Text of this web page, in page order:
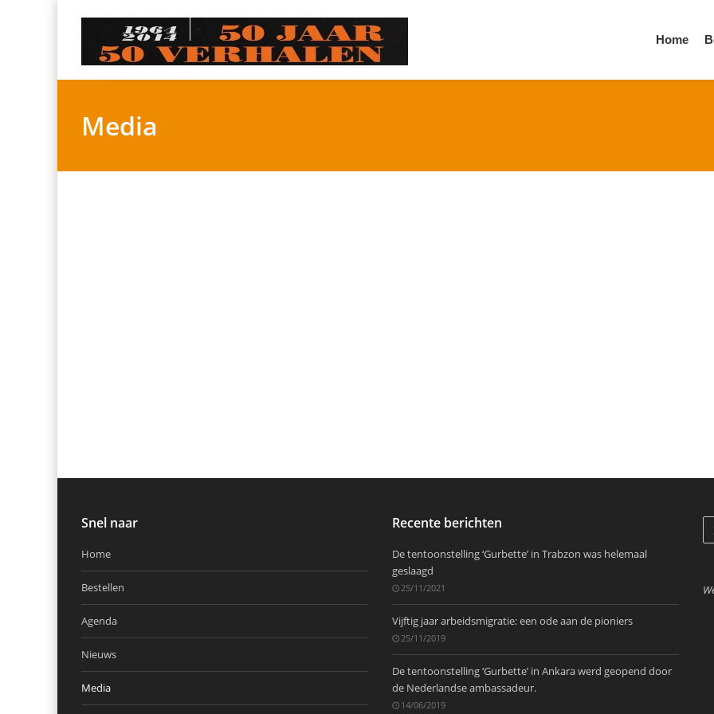
Home
Media
Snel naar
Home
Bestellen
Agenda
Nieuws
Media
Recente berichten
De tentoonstelling ‘Gurbette’ in Trabzon was helemaal
geslaagd
25/11/2021
Vijftig jaar arbeidsmigratie: een ode aan de pioniers
25/11/2019
De tentoonstelling ‘Gurbette’ in Ankara werd geopend door
de Nederlandse ambassadeur.
14/06/2019